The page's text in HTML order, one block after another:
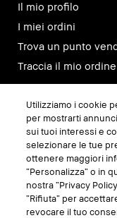
Il mio profilo
I miei ordini
Trova un punto
Traccia il mio ordine
SEGUICI SU
Utilizziamo i cookie
per mostrarti
sui tuoi interessi e
selezionare le tue
ottenere maggiori
“Personalizza” o in
nostra “Privacy
“Rifiuta” per
revocare il tuo